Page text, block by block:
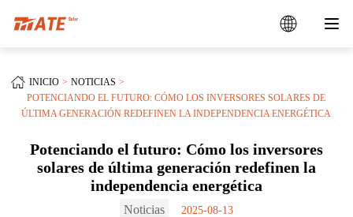
INICIO
NOTICIAS
POTENCIANDO EL FUTURO: CÓMO LOS INVERSORES SOLARES DE
ÚLTIMA GENERACIÓN REDEFINEN LA INDEPENDENCIA ENERGÉTICA
Potenciando el futuro: Cómo los inversores
solares de última generación redefinen la
independencia energética
Noticias 2025-08-13